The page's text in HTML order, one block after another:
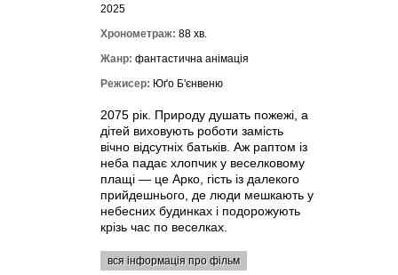
2025
Хронометраж: 88 хв.
Жанр: фантастична анімація
Режисер: Юґо Б'єнвеню
2075 рік. Природу душать пожежі, а
дітей виховують роботи замість
вічно відсутніх батьків. Аж раптом із
неба падає хлопчик у веселковому
плащі — це Арко, гість із далекого
прийдешнього, де люди мешкають у
небесних будинках і подорожують
крізь час по веселках.
вся інформація про фільм